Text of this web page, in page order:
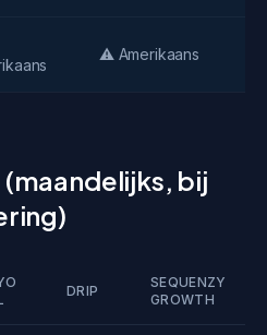
⚠️ Amerikaans
bij
DRIP
SEQUENZY
GROWTH